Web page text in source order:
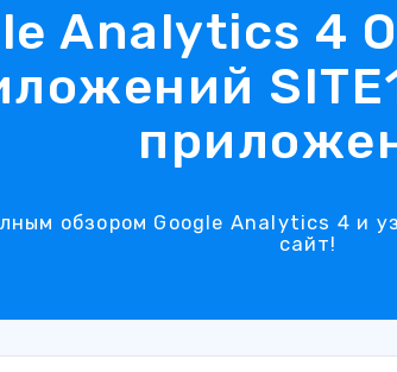
Analytics 4
обзором Google Analytics 4 и
сайт!